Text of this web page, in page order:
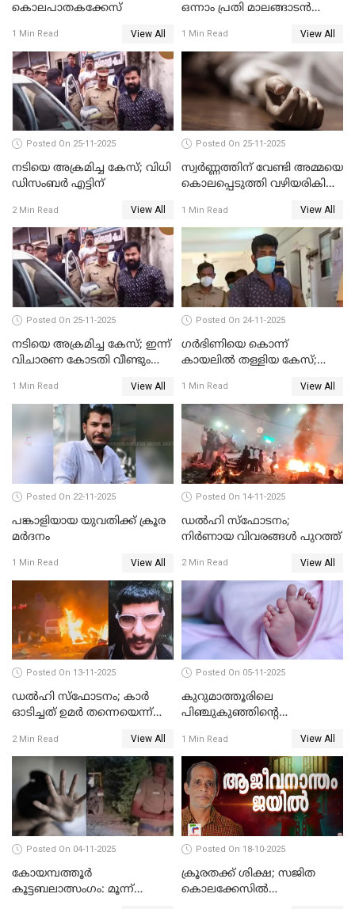
കൊലപാതകക്കേസ്
1 Min Read View All
ഒന്നാം പ്രതി മാലങ്ങാടന്‍
1 Min Read View All
Posted On 25-11-2025
നടിയെ അക്രമിച്ച കേസ്; വിധി
ഡിസംബര്‍ എട്ടിന്
2 Min Read View All
Posted On 25-11-2025
സ്വർണ്ണത്തിന് വേണ്ടി അമ്മയെ
കൊലപ്പെടുത്തി വഴിയരികിൽ
പിടിയിൽ
1 Min Read View All
Posted On 25-11-2025
നടിയെ അക്രമിച്ച കേസ്; ഇന്ന്
വിചാരണ കോടതി വീണ്ടും
1 Min Read View All
Posted On 24-11-2025
ഗര്‍ഭിണിയെ കൊന്ന്
കായലില്‍ തള്ളിയ കേസ്;
1 Min Read View All
Posted On 22-11-2025
പങ്കാളിയായ യുവതിക്ക് ക്രൂര
മര്‍ദനം
1 Min Read View All
Posted On 14-11-2025
ഡല്‍ഹി സ്‌ഫോടനം;
നിര്‍ണായ വിവരങ്ങള്‍ പുറത്ത്
2 Min Read View All
Posted On 13-11-2025
ഡല്‍ഹി സ്‌ഫോടനം; കാര്‍
ഓടിച്ചത് ഉമര്‍ തന്നെയെന്ന്
പരിശോധനാഫലം
2 Min Read View All
Posted On 05-11-2025
കുറുമാത്തൂരിലെ
പിഞ്ചുകുഞ്ഞിന്റെ
അറസ്റ്റില്‍
1 Min Read View All
Posted On 04-11-2025
കോയമ്പത്തൂർ
കൂട്ടബലാത്സംഗം: മൂന്ന്
Posted On 18-10-2025
ക്രൂരതക്ക് ശിക്ഷ; സജിത
കൊലക്കേസില്‍